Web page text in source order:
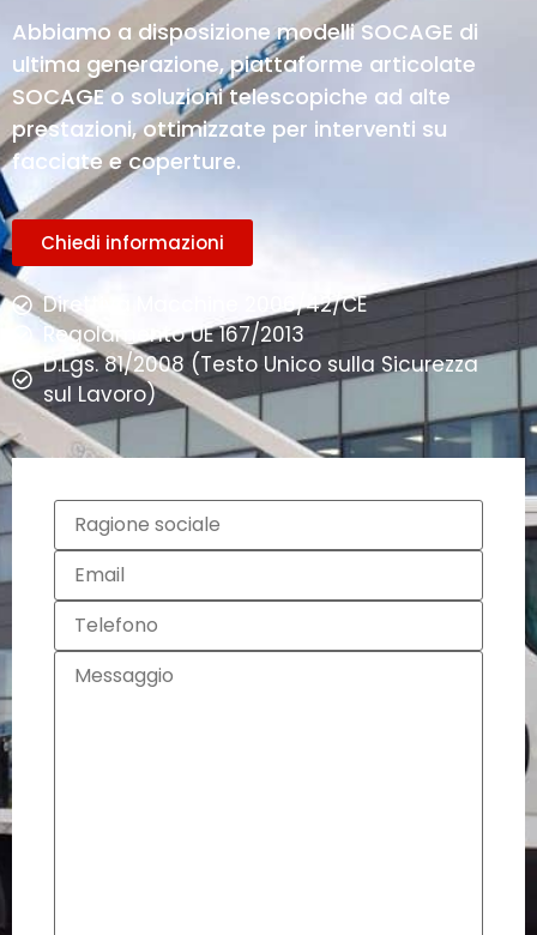
Abbiamo a disposizione modelli SOCAGE di
ultima generazione, piattaforme articolate
SOCAGE o soluzioni telescopiche ad alte
prestazioni, ottimizzate per interventi su
facciate e coperture.
Chiedi informazioni
Direttiva Macchine 2006/42/CE
Regolamento UE 167/2013
D.Lgs. 81/2008 (Testo Unico sulla Sicurezza
sul Lavoro)